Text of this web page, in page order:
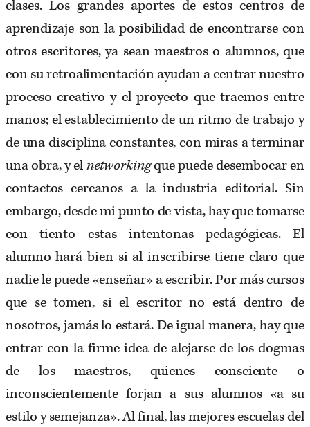
clases. Los grandes aportes de estos centros de
aprendizaje son la posibilidad de encontrarse con
otros escritores, ya sean maestros o alumnos, que
con su retroalimentación ayudan a centrar nuestro
proceso creativo y el proyecto que traemos entre
manos; el establecimiento de un ritmo de trabajo y
de una disciplina constantes, con miras a terminar
una obra, y elnetworkingque puede desembocar en
contactos cercanos a la industria editorial. Sin
embargo, desde mi punto de vista, hay que tomarse
con tiento estas intentonas pedagógicas. El
alumno hará bien si al inscribirse tiene claro que
nadie le puede «enseñar» a escribir. Por más cursos
que se tomen, si el escritor no está dentro de
nosotros, jamás lo estará. De igual manera, hay que
entrar con la firme idea de alejarse de los dogmas
de los maestros, quienes consciente o
inconscientemente forjan a sus alumnos «a su
estilo y semejanza». Al final, las mejores escuelas del